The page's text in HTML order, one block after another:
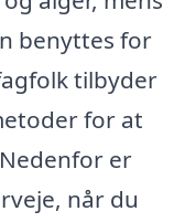
benyttes for
tilbyder
for at
er
når du